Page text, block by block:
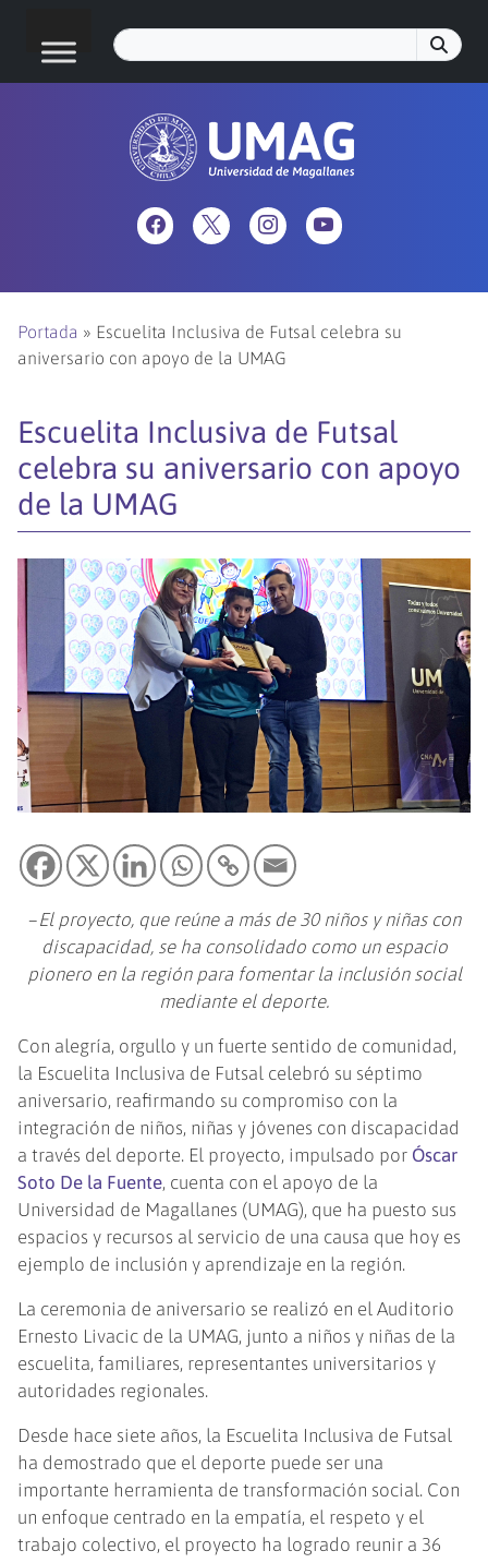
Portada » Escuelita Inclusiva de Futsal celebra su
aniversario con apoyo de la UMAG
Escuelita Inclusiva de Futsal
celebra su aniversario con apoyo
de la UMAG
–El proyecto, que reúne a más de 30 niños y niñas con
discapacidad, se ha consolidado como un espacio
pionero en la región para fomentar la inclusión social
mediante el deporte.
Con alegría, orgullo y un fuerte sentido de comunidad,
la Escuelita Inclusiva de Futsal celebró su séptimo
aniversario, reafirmando su compromiso con la
integración de niños, niñas y jóvenes con discapacidad
a través del deporte. El proyecto, impulsado por Óscar
Soto De la Fuente, cuenta con el apoyo de la
Universidad de Magallanes (UMAG), que ha puesto sus
espacios y recursos al servicio de una causa que hoy es
ejemplo de inclusión y aprendizaje en la región.
La ceremonia de aniversario se realizó en el Auditorio
Ernesto Livacic de la UMAG, junto a niños y niñas de la
escuelita, familiares, representantes universitarios y
autoridades regionales.
Desde hace siete años, la Escuelita Inclusiva de Futsal
ha demostrado que el deporte puede ser una
importante herramienta de transformación social. Con
un enfoque centrado en la empatía, el respeto y el
trabajo colectivo, el proyecto ha logrado reunir a 36